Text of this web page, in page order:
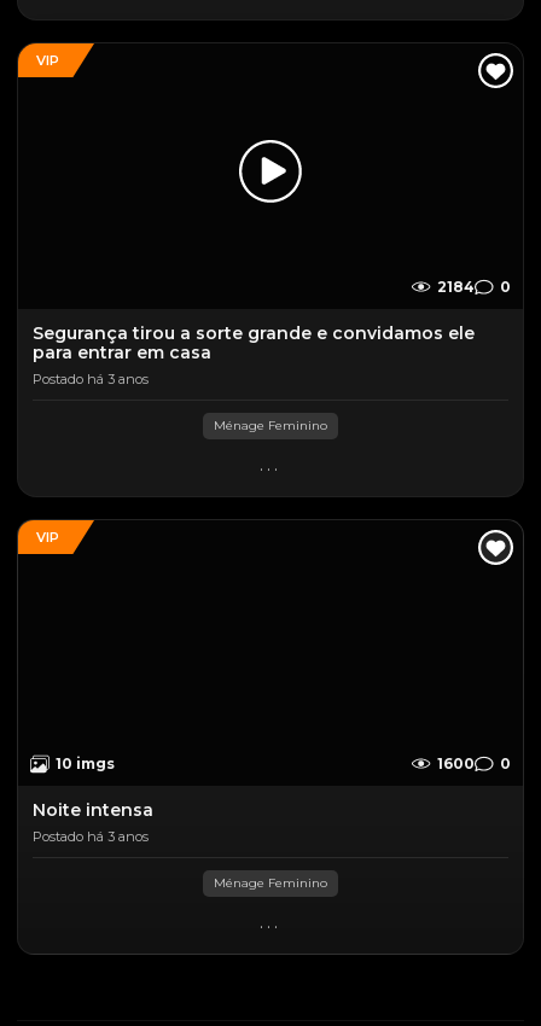
VIP
2184 0
Segurança tirou a sorte grande e convidamos ele
para entrar em casa
Postado há 3 anos
Ménage Feminino
...
VIP
10 imgs 1600 0
Noite intensa
Postado há 3 anos
Ménage Feminino
...